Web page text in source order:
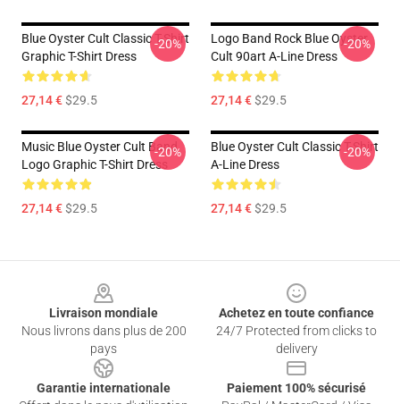
Blue Oyster Cult Classic T-Shirt
Graphic T-Shirt Dress
27,14 €$29.5
-20%
Logo Band Rock Blue Oyster
Cult 90art A-Line Dress
27,14 €$29.5
-20%
Music Blue Oyster Cult Band
Logo Graphic T-Shirt Dress
27,14 €$29.5
-20%
Blue Oyster Cult Classic T-Shirt
A-Line Dress
27,14 €$29.5
-20%
Livraison mondiale
Nous livrons dans plus de 200
pays
Achetez en toute confiance
24/7 Protected from clicks to
delivery
Garantie internationale
Paiement 100% sécurisé